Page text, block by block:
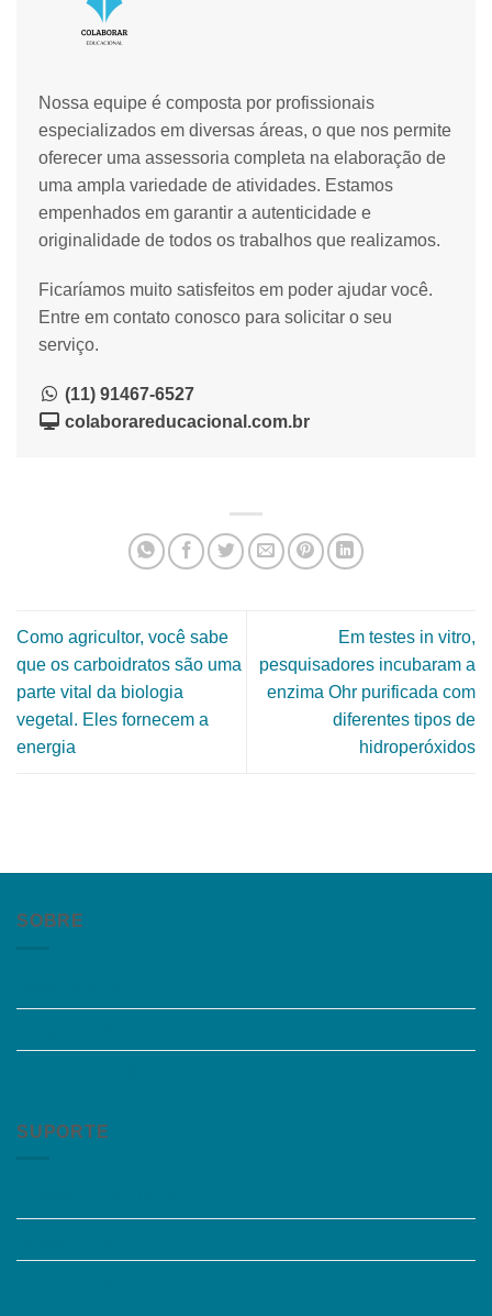
Nossa equipe é composta por profissionais
especializados em diversas áreas, o que nos permite
oferecer uma assessoria completa na elaboração de
uma ampla variedade de atividades. Estamos
empenhados em garantir a autenticidade e
originalidade de todos os trabalhos que realizamos.
Ficaríamos muito satisfeitos em poder ajudar você.
Entre em contato conosco para solicitar o seu
serviço.
(11) 91467-6527
colaborareducacional.com.br
Como agricultor, você sabe
que os carboidratos são uma
parte vital da biologia
vegetal. Eles fornecem a
energia
Em testes in vitro,
pesquisadores incubaram a
enzima Ohr purificada com
diferentes tipos de
hidroperóxidos
SOBRE
SUPORTE